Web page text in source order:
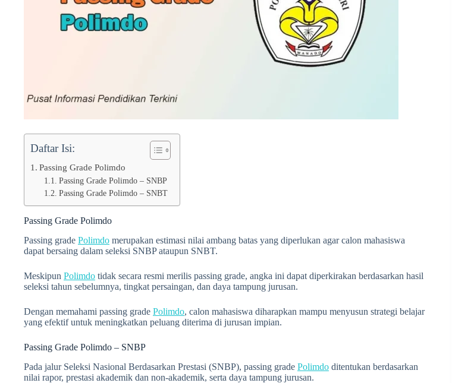
Daftar Isi:
Passing Grade Polimdo
Passing Grade Polimdo – SNBP
Passing Grade Polimdo – SNBT
Passing Grade Polimdo
Passing grade Polimdo merupakan estimasi nilai ambang batas yang diperlukan agar calon mahasiswa
dapat bersaing dalam seleksi SNBP ataupun SNBT.
Meskipun Polimdo tidak secara resmi merilis passing grade, angka ini dapat diperkirakan berdasarkan hasil
seleksi tahun sebelumnya, tingkat persaingan, dan daya tampung jurusan.
Dengan memahami passing grade Polimdo, calon mahasiswa diharapkan mampu menyusun strategi belajar
yang efektif untuk meningkatkan peluang diterima di jurusan impian.
Passing Grade Polimdo – SNBP
Pada jalur Seleksi Nasional Berdasarkan Prestasi (SNBP), passing grade Polimdo ditentukan berdasarkan
nilai rapor, prestasi akademik dan non-akademik, serta daya tampung jurusan.